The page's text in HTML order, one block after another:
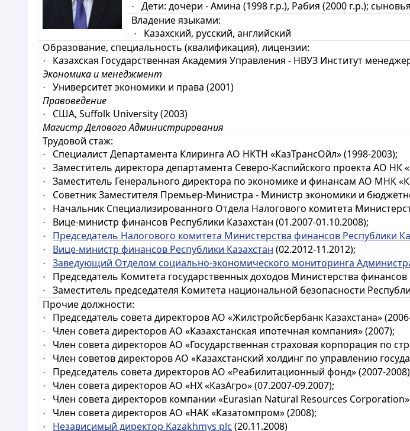
·
Дети: дочери - Амина (1998 г.р.), Рабия (2000 г.р.);
Владение языками:
·
Казахский, русский, английский
Образование, специальность (квалификация), лицензии:
·
Казахская Государственная Академия Управления - НВУЗ Институт
Экономика и менеджмент
·
Университет экономики и права (2001)
Правоведение
·
США, Suffolk University (2003)
Магистр Делового Администрирования
Трудовой стаж:
· Специалист Департамента Клиринга АО НКТН «КазТрансОйл» (1998-2003);
· Заместитель директора департамента Северо-Каспийского проекта АО НК
· Заместитель Генерального директора по экономике и финансам АО МНК
· Советник Заместителя Премьер-Министра - Министр экономики и
· Начальник Специализированного Отдела Налогового комитета
· Вице-министр финансов Республики Казахстан (01.2007-01.10.2008);
· Председатель Налогового комитета Министерства финансов Республики
· Вице-министр финансов Республики Казахстан (02.2012-11.2012);
· Заведующий Отделом социально-экономического мониторинга
· Председатель Комитета государственных доходов Министерства финансов
· Заместитель председателя Комитета национальной безопасности
Прочие должности:
· Председатель совета директоров АО «Жилстройсбербанк Казахстана»
· Член совета директоров АО «Казахстанская ипотечная компания» (2007);
· Член совета директоров АО «Государственная страховая корпорация по
· Член советов директоров АО «Казахстанский холдинг по управлению
· Председатель совета директоров АО «Реабилитационный фонд» (2007-
· Член совета директоров АО «НХ «КазАгро» (07.2007-09.2007);
· Член совета директоров компании «Eurasian Natural Resources Corporation»
· Член совета директоров АО «НАК «Казатомпром» (2008);
· Независимый директор Kazakhmys plc (20.11.2008)